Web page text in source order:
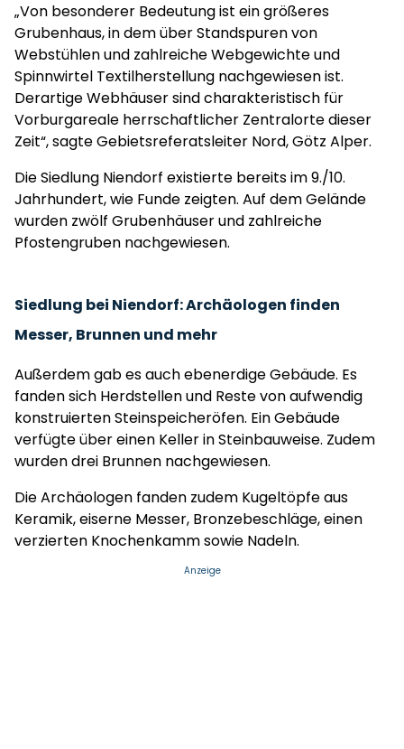
„Von besonderer Bedeutung ist ein größeres
Grubenhaus, in dem über Standspuren von
Webstühlen und zahlreiche Webgewichte und
Spinnwirtel Textilherstellung nachgewiesen ist.
Derartige Webhäuser sind charakteristisch für
Vorburgareale herrschaftlicher Zentralorte dieser
Zeit“, sagte Gebietsreferatsleiter Nord, Götz Alper.
Die Siedlung Niendorf existierte bereits im 9./10.
Jahrhundert, wie Funde zeigten. Auf dem Gelände
wurden zwölf Grubenhäuser und zahlreiche
Pfostengruben nachgewiesen.
Siedlung bei Niendorf: Archäologen finden
Messer, Brunnen und mehr
Außerdem gab es auch ebenerdige Gebäude. Es
fanden sich Herdstellen und Reste von aufwendig
konstruierten Steinspeicheröfen. Ein Gebäude
verfügte über einen Keller in Steinbauweise. Zudem
wurden drei Brunnen nachgewiesen.
Die Archäologen fanden zudem Kugeltöpfe aus
Keramik, eiserne Messer, Bronzebeschläge, einen
verzierten Knochenkamm sowie Nadeln.
Anzeige